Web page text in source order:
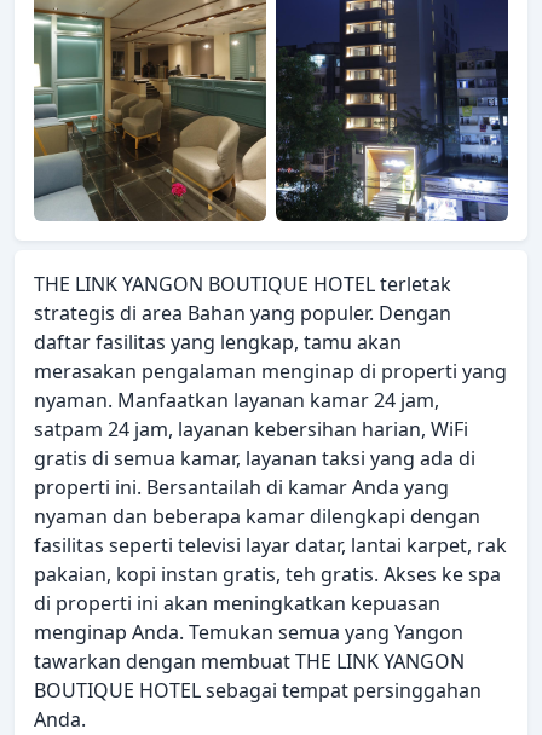
THE LINK YANGON BOUTIQUE HOTEL terletak
strategis di area Bahan yang populer. Dengan
daftar fasilitas yang lengkap, tamu akan
merasakan pengalaman menginap di properti yang
nyaman. Manfaatkan layanan kamar 24 jam,
satpam 24 jam, layanan kebersihan harian, WiFi
gratis di semua kamar, layanan taksi yang ada di
properti ini. Bersantailah di kamar Anda yang
nyaman dan beberapa kamar dilengkapi dengan
fasilitas seperti televisi layar datar, lantai karpet, rak
pakaian, kopi instan gratis, teh gratis. Akses ke spa
di properti ini akan meningkatkan kepuasan
menginap Anda. Temukan semua yang Yangon
tawarkan dengan membuat THE LINK YANGON
BOUTIQUE HOTEL sebagai tempat persinggahan
Anda.